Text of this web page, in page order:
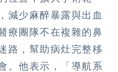
減少麻醉暴露與出血
療團隊不在複雜的鼻
路，幫助病灶完整移
。他表示，「導航系